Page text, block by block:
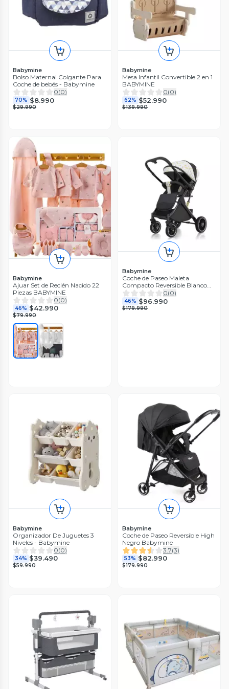
Babymine
Bolso Maternal Colgante Para
Coche de bebés - Babymine
0(0)
70% $8.990
$29.990
Babymine
Mesa Infantil Convertible 2 en 1
BABYMINE
0(0)
62% $52.990
$139.990
Babymine
Ajuar Set de Recién Nacido 22
Piezas BABYMINE
0(0)
46% $42.990
$79.990
Babymine
Coche de Paseo Maleta
Compacto Reversible Blanco
BABYMINE
0(0)
46% $96.990
$179.990
Babymine
Organizador De Juguetes 3
Niveles - Babymine
0(0)
34% $39.490
$59.990
Babymine
Coche de Paseo Reversible High
Negro Babymine
3.7(3)
53% $82.990
$179.990